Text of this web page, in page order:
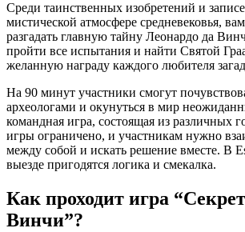
Image
Среди таинственных изобретений и
мистической атмосфере средневековья,
разгадать главную тайну Леонардо да
пройти все испытания и найти Святой
желанную награду каждого любителя
На 90 минут участники смогут
археологами и окунуться в мир
командная игра, состоящая из различных
игры ограничено, и участникам нужно
между собой и искать решение вместе. В
выезде пригодятся логика и смекалка.
Как проходит игра
Винчи”?